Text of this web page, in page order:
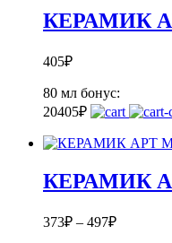
КЕРАМИК
405₽
80 мл бонус:
20405₽
КЕРАМИК
373₽ – 497₽